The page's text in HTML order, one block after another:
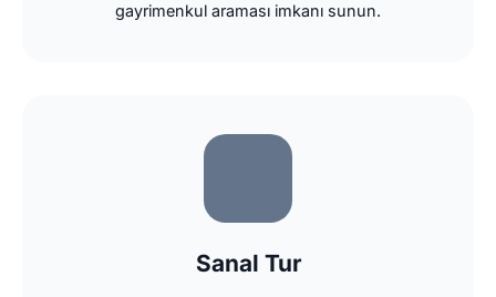
gayrimenkul araması imkanı sunun.
Sanal Tur